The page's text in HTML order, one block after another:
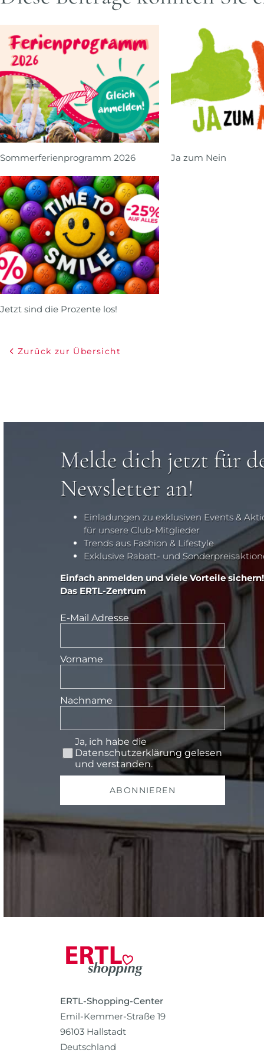
Sommerferienprogramm 2026 Ja zum Nein
Jetzt sind die Prozente los!
Zurück zur Übersicht
Melde dich jetzt für
Newsletter an!
Einladungen zu exklusiven Events &
für unsere Club-Mitglieder
Trends aus Fashion & Lifestyle
Exklusive Rabatt- und
Einfach anmelden und viele Vorteile sichern!
Das ERTL-Zentrum
E-Mail Adresse
Vorname
Nachname
Ja, ich habe die
Datenschutzerklärunggelesen
und verstanden.
ABONNIEREN
ERTL-Shopping-Center
Emil-Kemmer-Straße 19
96103 Hallstadt
Deutschland